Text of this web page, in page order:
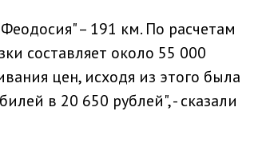
– 191 км. По расчетам
составляет около 55 000
цен, исходя из этого была
в 20 650 рублей", - сказали